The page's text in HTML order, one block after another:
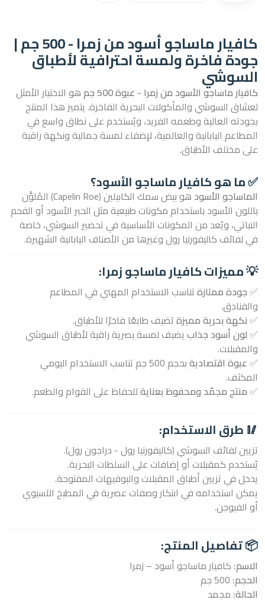
كافيار ماساجو أسود من زمرا - 500 جم |
جودة فاخرة ولمسة احترافية لأطباق
السوشي
كافيار ماساجو الأسود من زمرا - عبوة 500 جم
هو الاختيار الأمثل
لعشاق السوشي والمأكولات البحرية الفاخرة. يتميز هذا المنتج
بجودته العالية وطعمه الفريد، ويُستخدم على نطاق واسع في
المطاعم اليابانية والعالمية، لإضفاء لمسة جمالية ونكهة راقية
على مختلف الأطباق.
✅ ما هو كافيار ماساجو الأسود؟
الماساجو الأسود
هو بيض سمك الكابيلين (Capelin Roe) المُلوَّن
باللون الأسود باستخدام مكونات طبيعية مثل الحبر الأسود أو الفحم
النباتي، ويُعد من المكونات الأساسية في تحضير السوشي، خاصة
في لفائفكاليفورنيا رولوغيرها من الأصناف اليابانية الشهيرة.
💡 مميزات كافيار ماساجو زمرا:
✅جودة ممتازةتناسب الاستخدام المهني في المطاعم
والفنادق.
✅نكهة بحرية مميزةتضيف طابعًا فاخرًا للأطباق.
✅لون أسود جذابيضيف لمسة بصرية راقية لأطباق السوشي
والمقبلات.
✅عبوة اقتصادية
بحجم 500 جم تناسب الاستخدام اليومي
المكثف.
✅منتج مجمّد ومحفوظ بعنايةللحفاظ على القوام والطعم.
🥢 طرق الاستخدام:
تزيين لفائف السوشي (كاليفورنيا رول - دراجون رول).
يُستخدم كمقبلات أو إضافات على السلطات البحرية.
يدخل في تزيين أطباق المقبلات والبوفيهات المفتوحة.
يمكن استخدامه في ابتكار وصفات عصرية في المطبخ الآسيوي
أو الفيوجن.
📦 تفاصيل المنتج:
الاسم: كافيار ماساجو أسود – زمرا
الحجم:
الحالة: مجمد